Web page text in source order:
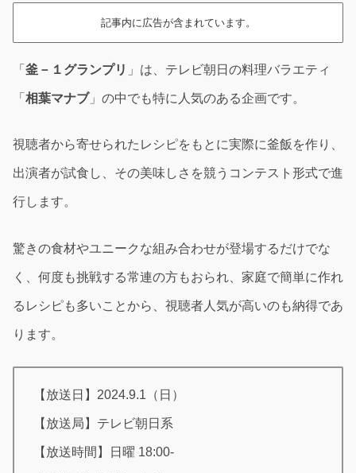
記事内に広告が含まれています。
「 釜－１グランプリ 」は、テレビ朝日の料理バラエティ
「 相葉マナブ」の中でも特に人気のある企画です。
視聴者から寄せられたレシピをもとに実際に釜飯を作り、
出演者が試食し、その美味しさを競うコンテスト形式で進
行します。
驚きの食材やユニークな組み合わせが登場するだけでな
く、何度も挑戦する常連の方もおられ、家庭で簡単に作れ
るレシピも多いことから、視聴者人気が高いのも納得であ
ります。
【放送日】2024.9.1（日）
【放送局】テレビ朝日系
【放送時間】日曜 18:00-